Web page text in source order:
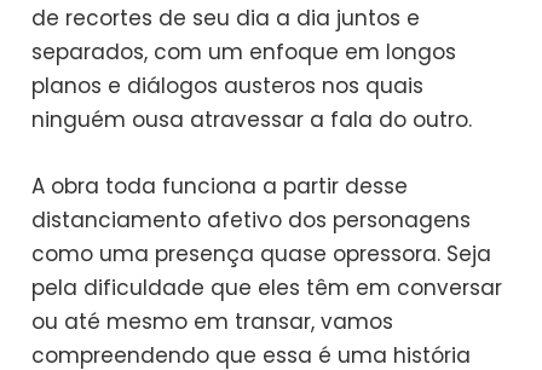
de recortes de seu dia a dia juntos e
separados, com um enfoque em longos
planos e diálogos austeros nos quais
ninguém ousa atravessar a fala do outro.
A obra toda funciona a partir desse
distanciamento afetivo dos personagens
como uma presença quase opressora. Seja
pela dificuldade que eles têm em conversar
ou até mesmo em transar, vamos
compreendendo que essa é uma história